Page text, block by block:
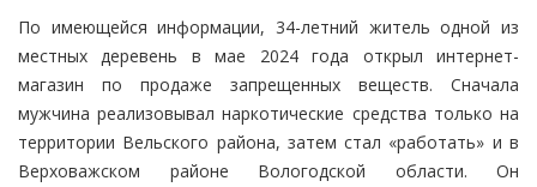
По имеющейся информации, 34-летний житель одной из
местных деревень в мае 2024 года открыл интернет-
магазин по продаже запрещенных веществ. Сначала
мужчина реализовывал наркотические средства только на
территории Вельского района, затем стал «работать» и в
Верховажском районе Вологодской области. Он